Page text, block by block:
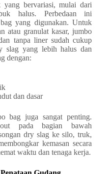
bervariasi, mulai dari
halus. Perbedaan ini
yang digunakan. Untuk
atau granulat kasar, jumbo
tanpa liner sudah cukup
slag yang lebih halus dan
dengan:
dan dasar
bag juga sangat penting.
pada bagian bawah
dry slag ke silo, truk,
kemasan secara
waktu dan tenaga kerja.